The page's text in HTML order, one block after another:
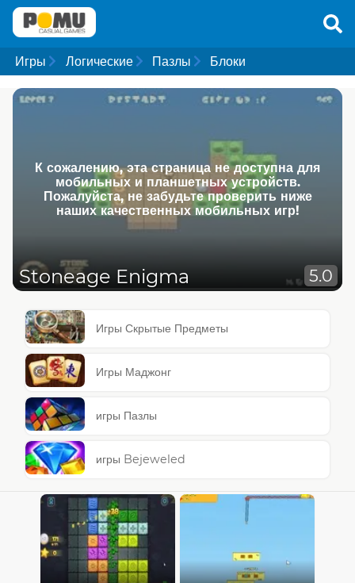
Игры Логические Пазлы Блоки
К сожалению, эта страница не доступна для
мобильных и планшетных устройств.
Пожалуйста, не забудьте проверить ниже
наших качественных мобильных игр!
Stoneage Enigma 5.0
Игры Скрытые Предметы
Игры Маджонг
игры Пазлы
игры Bejeweled